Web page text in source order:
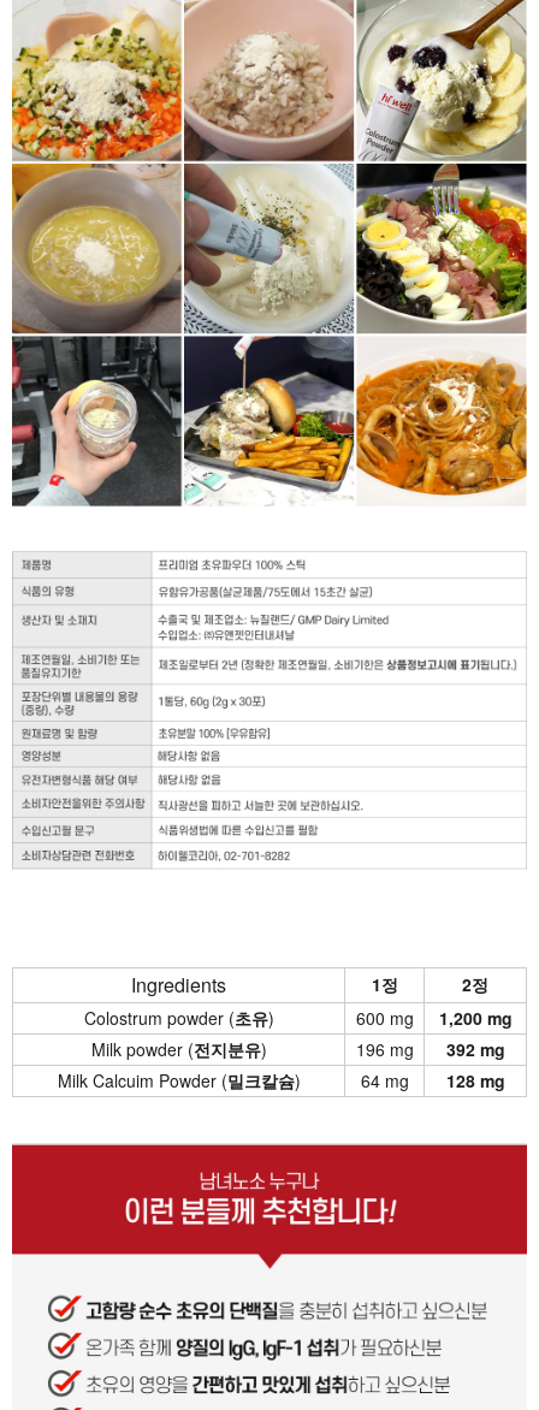
Ingredients 1정
2정
Colostrum powder (초유) 600 mg
1,200 mg
Milk powder (전지분유) 196 mg
392 mg
Milk Calcuim Powder (밀크칼슘) 64 mg 128 mg